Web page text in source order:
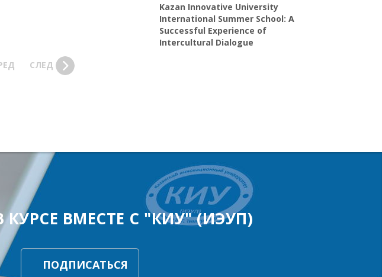
СЛЕД
Kazan Innovative University
International Summer School: A
Successful Experience of
Intercultural Dialogue
ВМЕСТЕ С "КИУ" (ИЭУП)
ПОДПИСАТЬСЯ